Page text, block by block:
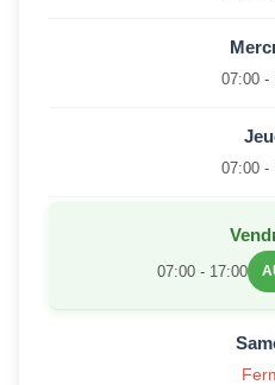
07:00 -
07:00 -
07:00 - 17:00